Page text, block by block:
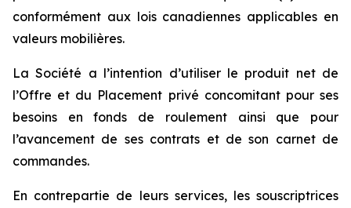
conformément aux lois canadiennes applicables en
valeurs mobilières.
La Société a l’intention d’utiliser le produit net de
l’Offre et du Placement privé concomitant pour ses
besoins en fonds de roulement ainsi que pour
l’avancement de ses contrats et de son carnet de
commandes.
En contrepartie de leurs services, les souscriptrices